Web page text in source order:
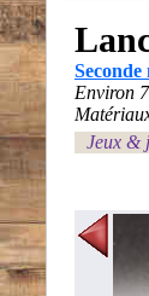
Seconde
Environ
Jeux &